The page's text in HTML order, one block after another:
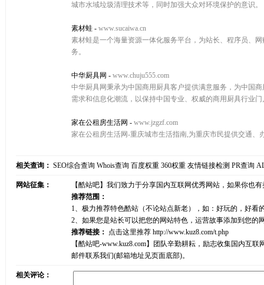
城市水域垃圾清理技术等，同时加强大众对环境保护的意识。
素材蛙 - www.sucaiwa.cn
素材蛙是一个海量资源一体化服务平台，为站长、程序员、
务。
中华厨具网 - www.chuju555.com
中华厨具网秉承为中国商用厨具客户提供满意服务，为中国
需求和信息化潮流，以保持中国专业、权威的商用厨具行业
家在公租房生活网 - www.jzgzf.com
家在公租房生活网-重庆城市生活指南,为重庆市民提供交通
相关查询： SEO综合查询 Whois查询 百度权重 360权重 友情链接检测 PR查询
网站征集：
【酷站吧】我们致力于分享国内互联网优秀网站，如果你也
推荐范围：
1、极力推荐特色酷站（不论站点新老），如：好玩的，好
2、如果您是站长可以把您的网站特色，运营故事添加到您
推荐链接： 点击这里推荐 http://www.kuz8.com/t.php
【酷站吧-www.kuz8.com】团队辛勤耕耘，励志收集国内互
邮件联系我们(邮箱地址见页面底部)。
相关评论：